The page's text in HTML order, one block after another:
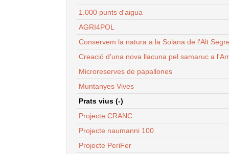
1.000 punts d'aigua
AGRI4POL
Conservem la natura a la Solana de l'Alt
Creació d'una nova llacuna pel samaruc a
Microreserves de papallones
Muntanyes Vives
Prats vius (-)
Projecte CRANC
Projecte naumanni 100
Projecte PeriFer